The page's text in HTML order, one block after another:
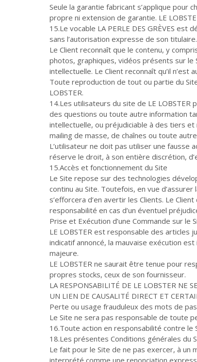
Seule la garantie fabricant s’applique pour
propre ni extension de garantie. LE
15.Le vocable LA PERLE DES GRÈVES
sans l’autorisation expresse de son
Le Client reconnaît que le contenu, y
photos, graphiques, vidéos présents sur
intellectuelle. Le Client reconnaît qu’il
Toute reproduction de tout ou partie du
LOBSTER.
14.Les utilisateurs du site de LE
des questions ou toute autre information
intellectuelle, ou préjudiciable à des tiers
mailing de masse, de chaînes ou toute
L’utilisateur ne doit pas utiliser une fausse
réserve le droit, à son entière discrétion,
15.Accès et fonctionnement du Site
Le Site repose sur des technologies
continu au Site. Toutefois, en vue
s’efforcera d’en avertir les Clients. Le
responsabilité en cas d’un éventuel
Prise et Exécution d’une Commande sur le
LE LOBSTER est responsable des articles
indicatif annoncé, la mauvaise exécution
majeure.
LE LOBSTER ne saurait être tenue pour
propres stocks, ceux de son fournisseur.
LA RESPONSABILITÉ DE LE LOBSTER NE
UN LIEN DE CAUSALITÉ DIRECT ET
Perte ou usage frauduleux des mots de
Le Site ne sera pas responsable de toute
16.Toute action en responsabilité contre
18.Les présentes Conditions générales du
Le fait pour le Site de ne pas exercer, à un
interprété comme une renonciation